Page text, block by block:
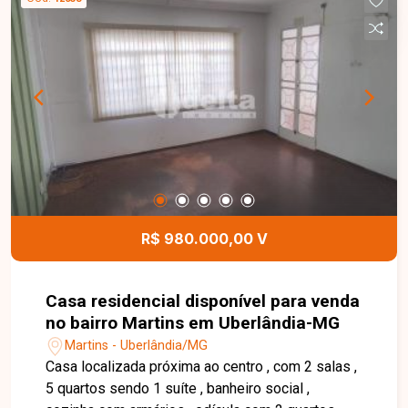
R$ 980.000,00 V
Casa residencial disponível para venda
no bairro Martins em Uberlândia-MG
Martins - Uberlândia/MG
Casa localizada próxima ao centro , com 2 salas ,
5 quartos sendo 1 suíte , banheiro social ,